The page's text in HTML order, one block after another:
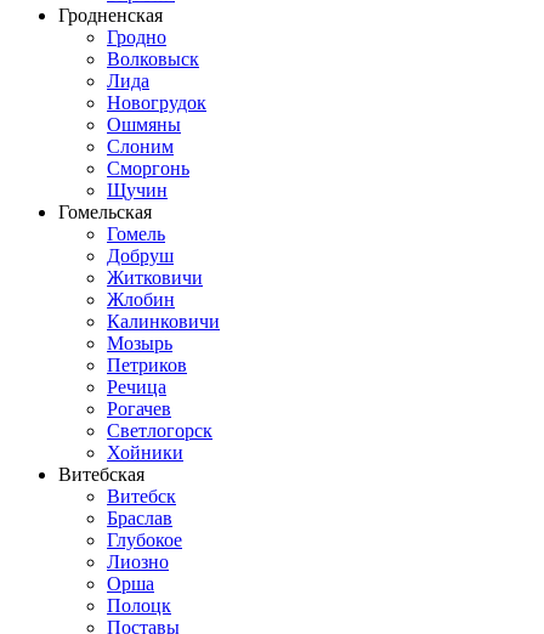
Гродненская
Гродно
Волковыск
Лида
Новогрудок
Ошмяны
Слоним
Сморгонь
Щучин
Гомельская
Гомель
Добруш
Житковичи
Жлобин
Калинковичи
Мозырь
Петриков
Речица
Рогачев
Светлогорск
Хойники
Витебская
Витебск
Браслав
Глубокое
Лиозно
Орша
Полоцк
Поставы